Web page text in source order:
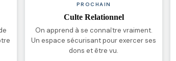
PROCHAIN
Culte Relationnel
On apprend à se connaître vraiment.
Un espace sécurisant pour exercer ses
dons et être vu.